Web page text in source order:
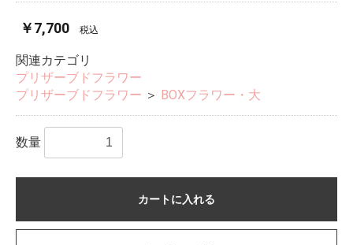
￥7,700 税込
関連カテゴリ
プリザーブドフラワー
プリザーブドフラワー ＞ BOXフラワー・大
数量
カートに入れる